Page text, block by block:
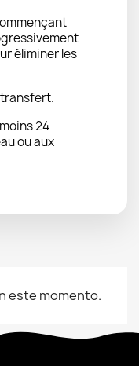
éliminer les
24
ou aux
este momento.